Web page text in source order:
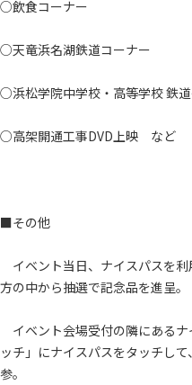
○飲食コーナー
○天竜浜名湖鉄道コーナー
○浜松学院中学校・高等学校 鉄
○高架開通工事DVD上映 など
■その他
イベント当日、ナイスパスを
方の中から抽選で記念品を進呈。
イベント会場受付の隣にある
ッチ」にナイスパスをタッチし
参。